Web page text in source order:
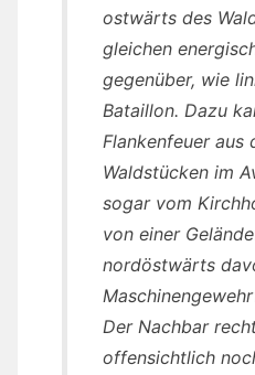
ostwärts des
gleichen
gegenüber, wie
Bataillon. Dazu
Flankenfeuer aus
Waldstücken im
sogar vom
von einer
nordöstwärts
Der Nachbar
offensichtlich